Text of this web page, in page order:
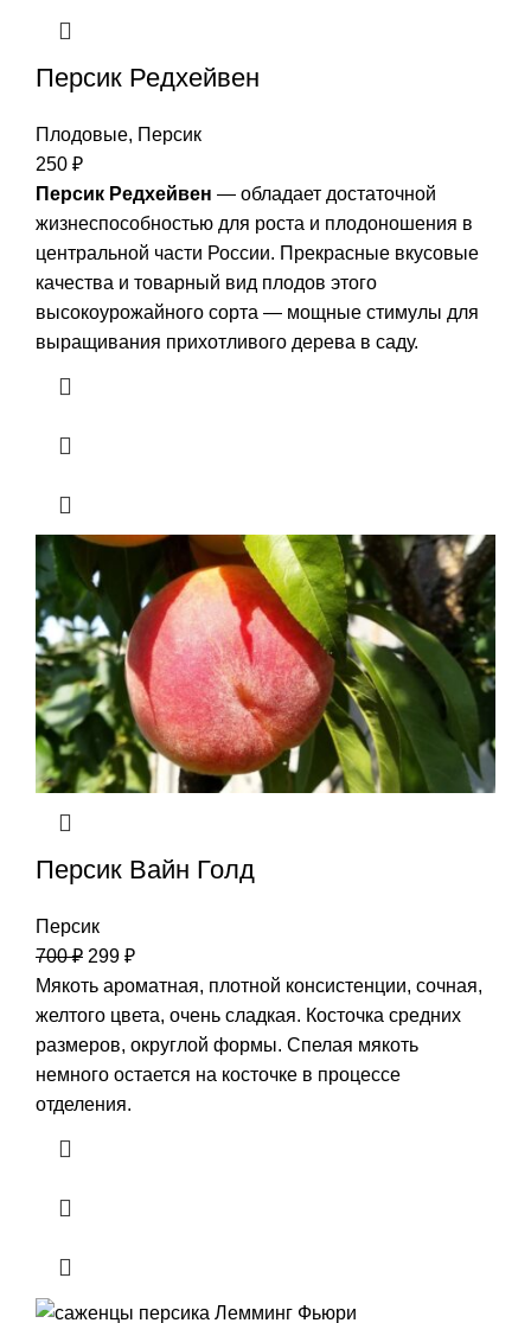
Персик Редхейвен
Плодовые, Персик
250 ₽
Персик Редхейвен — обладает достаточной
жизнеспособностью для роста и плодоношения в
центральной части России. Прекрасные вкусовые
качества и товарный вид плодов этого
высокоурожайного сорта — мощные стимулы для
выращивания прихотливого дерева в саду.
Персик Вайн Голд
Персик
700₽ 299 ₽
Мякоть ароматная, плотной консистенции, сочная,
желтого цвета, очень сладкая. Косточка средних
размеров, округлой формы. Спелая мякоть
немного остается на косточке в процессе
отделения.